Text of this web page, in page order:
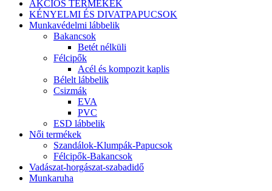
AKCIÓS TERMÉKEK
KÉNYELMI ÉS DIVATPAPUCSOK
Munkavédelmi lábbelik
Bakancsok
Betét nélküli
Félcipők
Acél és kompozit kaplis
Bélelt lábbelik
Csizmák
EVA
PVC
ESD lábbelik
Női termékek
Szandálok-Klumpák-Papucsok
Félcipők-Bakancsok
Vadászat-horgászat-szabadidő
Munkaruha